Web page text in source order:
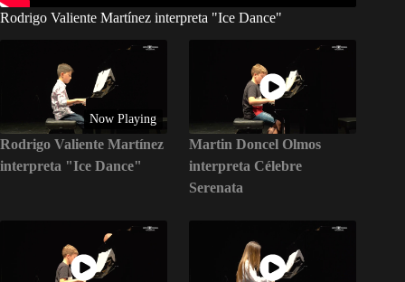
Rodrigo Valiente Martínez interpreta "Ice Dance"
Now Playing
Rodrigo Valiente Martínez
interpreta "Ice Dance"
Martin Doncel Olmos
interpreta Célebre
Serenata